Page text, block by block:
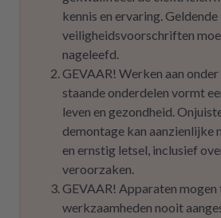
kennis en ervaring. Geldende
veiligheidsvoorschriften
nageleefd.
GEVAAR! Werken aan
staande onderdelen vormt
leven en gezondheid.
demontage kan aanzienlijke
en ernstig letsel, inclusief
veroorzaken.
GEVAAR! Apparaten mogen
werkzaamheden nooit